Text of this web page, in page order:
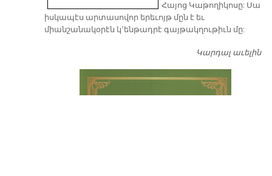
Հայոց Կաթողիկոսը: Սա
իսկապէս արտասովոր երեւոյթ մըն է եւ
միանշանակօրէն կ՚ենթադրէ գայթակղութիւն մը:
Կարդալ աւելին